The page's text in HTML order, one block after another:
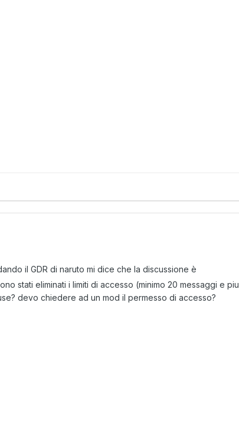
il GDR di naruto mi dice che la discussione è
stati eliminati i limiti di accesso (minimo 20 messaggi e piu
devo chiedere ad un mod il permesso di accesso?